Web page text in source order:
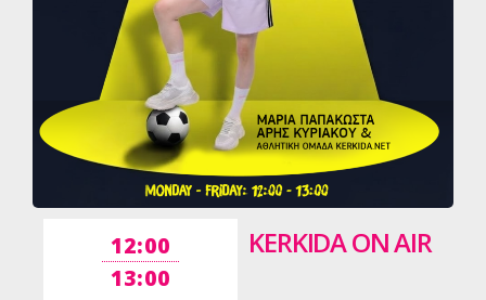
12:00
13:00
KERKIDA ON AIR